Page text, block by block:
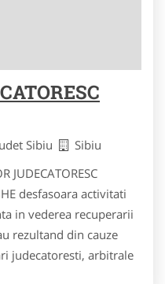
Sibiu
Sibiu
JUDECATORESC
desfasoara activitati
in vederea recuperarii
rezultand din cauze
judecatoresti, arbitrale